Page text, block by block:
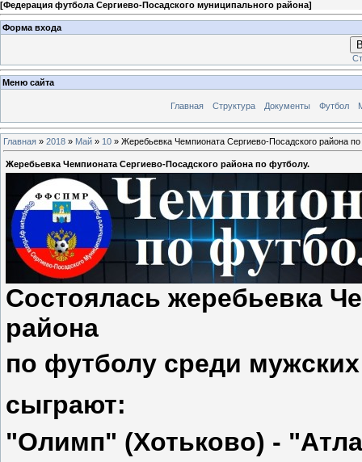
[Федерация футбола Сергиево-Посадского муниципального района]
Форма входа
Меню сайта
Главная Структура Документы Футбол
Главная » 2018 » Май » 10 » Жеребьевка Чемпионата Сергиево-Посадского района
Жеребьевка Чемпионата Сергиево-Посадского района по футболу.
Состоялась жеребьевка
района
по футболу среди
сыграют:
"Олимп" (Хотьково) -